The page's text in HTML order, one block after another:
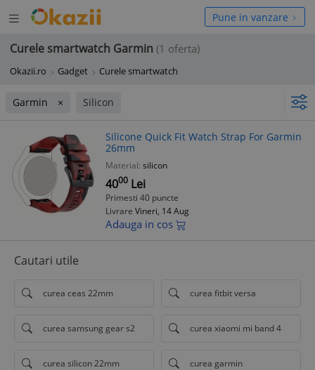
Deschide
meniul
Pune in vanzare
Curele smartwatch Garmin (1 oferta)
Okazii.ro Gadget Curele smartwatch
Garmin Silicon
Silicone Quick Fit Watch Strap For Garmin
26mm
Material: silicon
4000 Lei
Primesti 40 puncte
Livrare Vineri, 14 Aug
Adauga in cos
Cautari utile
curea ceas 22mm curea fitbit versa
curea samsung gear s2 curea xiaomi mi band 4
curea silicon 22mm curea garmin